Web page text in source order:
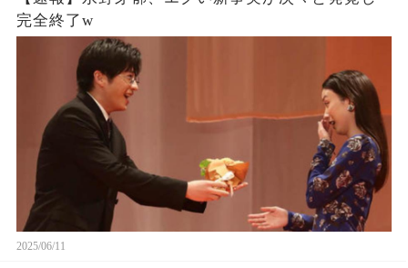
完全終了w
2025/06/11